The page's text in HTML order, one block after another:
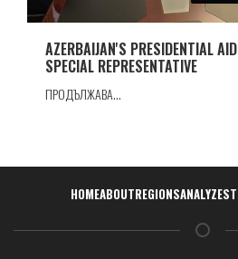
AZERBAIJAN'S PRESIDENTIAL
SPECIAL REPRESENTATIVE
ПРОДЪЛЖАВА...
Навигация
HOMEABOUTREGIONSANALYZES